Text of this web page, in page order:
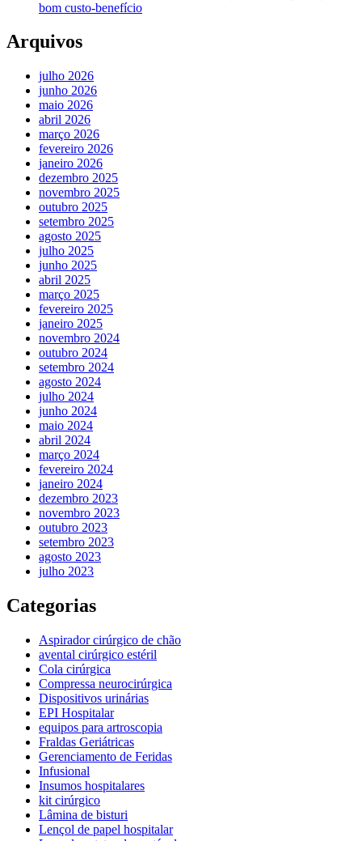
bom custo-benefício
Arquivos
julho 2026
junho 2026
maio 2026
abril 2026
março 2026
fevereiro 2026
janeiro 2026
dezembro 2025
novembro 2025
outubro 2025
setembro 2025
agosto 2025
julho 2025
junho 2025
abril 2025
março 2025
fevereiro 2025
janeiro 2025
novembro 2024
outubro 2024
setembro 2024
agosto 2024
julho 2024
junho 2024
maio 2024
abril 2024
março 2024
fevereiro 2024
janeiro 2024
dezembro 2023
novembro 2023
outubro 2023
setembro 2023
agosto 2023
julho 2023
Categorias
Aspirador cirúrgico de chão
avental cirúrgico estéril
Cola cirúrgica
Compressa neurocirúrgica
Dispositivos urinárias
EPI Hospitalar
equipos para artroscopia
Fraldas Geriátricas
Gerenciamento de Feridas
Infusional
Insumos hospitalares
kit cirúrgico
Lâmina de bisturi
Lençol de papel hospitalar